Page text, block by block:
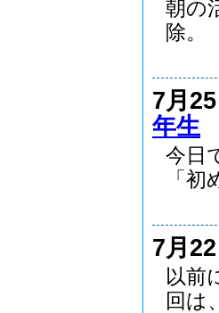
朝の
除
7月
年生
今日
「
7月
以前
回は